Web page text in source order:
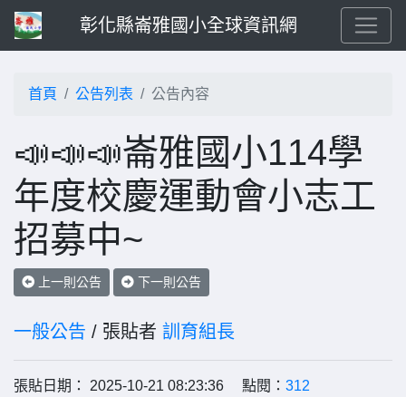
彰化縣崙雅國小全球資訊網
首頁 公告列表 公告內容
📣📣📣崙雅國小114學
年度校慶運動會小志工
招募中~
上一則公告 下一則公告
一般公告 / 張貼者 訓育組長
張貼日期： 2025-10-21 08:23:36 點閱： 312